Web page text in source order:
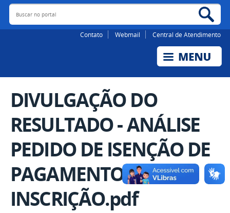
Buscar no portal
Contato Webmail Central de Atendimento
DIVULGAÇÃO DO
RESULTADO - ANÁLISE
PEDIDO DE ISENÇÃO DE
PAGAMENTO
INSCRIÇÃO.pdf